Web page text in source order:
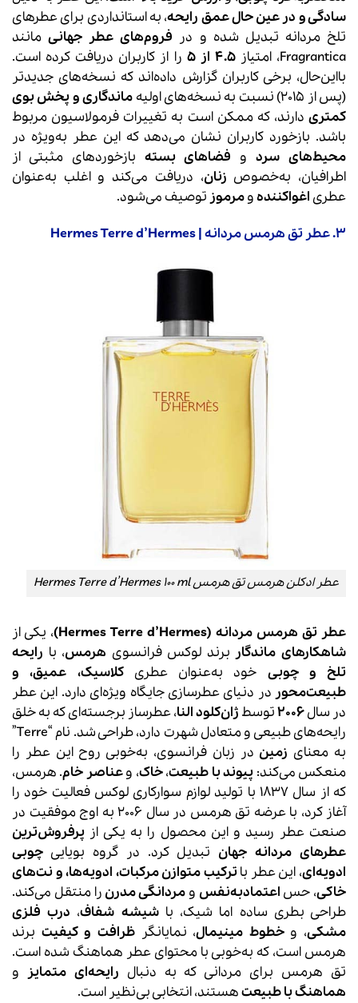
سادگی و در عین حال عمق رایحه، به استانداردی برای عطرهای
تلخ مردانه تبدیل شده و در فروم‌های عطر جهانیمانند
Fragrantica، امتیاز
4.5 از 5
را از کاربران دریافت کرده است.
بااین‌حال، برخی کاربران گزارش داده‌اند که نسخه‌های جدیدتر
(پس از 2015) نسبت به نسخه‌های اولیه
ماندگاری و پخش بوی
کمتری دارند، که ممکن است به تغییرات فرمولاسیون مربوط
باشد. بازخورد کاربران نشان می‌دهد که این عطر به‌ویژه در
محیط‌های سردو فضاهای بسته بازخوردهای مثبتی از
اطرافیان، به‌خصوص زنان، دریافت می‌کند و اغلب به‌عنوان
عطری اغواکنندهومرموز توصیف می‌شود.
3. عطر تق هرمس مردانه | Hermes Terre d’Hermes
عطر ادکلن هرمس تق هرمس Hermes Terre d’Hermes 100 ml
عطر تق هرمس مردانه (Hermes Terre d’Hermes)
، یکی از
شاهکارهای ماندگار برند لوکس فرانسوی هرمس، با رایحه
تلخ و چوبی خود به‌عنوان عطریکلاسیک، عمیق، و
طبیعت‌محور در دنیای عطرسازی جایگاه ویژه‌ای دارد. این عطر
در سال2006توسط ژان‌کلود النا، عطرساز برجسته‌ای که به خلق
رایحه‌های طبیعی و متعادل شهرت دارد، طراحی شد. نام “Terre”
به معنای زمین در زبان فرانسوی، به‌خوبی روح این عطر را
منعکس می‌کند: پیوند با طبیعت،خاک، وعناصر خام. هرمس،
که از سال 1837 با تولید لوازم سوارکاری لوکس فعالیت خود را
آغاز کرد، با عرضه تق هرمس در سال 2006 به اوج موفقیت در
صنعت عطر رسید و این محصول را به یکی از پرفروش‌ترین
عطرهای مردانه جهان تبدیل کرد. در گروه بویایی چوبی
ادویه‌ای، این عطر باترکیب متوازن مرکبات، ادویه‌ها، و نت‌های
خاکی، حس اعتمادبه‌نفس و مردانگی مدرن را منتقل می‌کند.
طراحی بطری ساده اما شیک، باشیشه شفاف، درب فلزی
مشکی، وخطوط مینیمال، نمایانگرظرافت و کیفیت برند
هرمس است، که به‌خوبی با محتوای عطر هماهنگ شده است.
تق هرمس برای مردانی که به دنبال رایحه‌ای متمایز و
هماهنگ با طبیعتهستند، انتخابی بی‌نظیر است.